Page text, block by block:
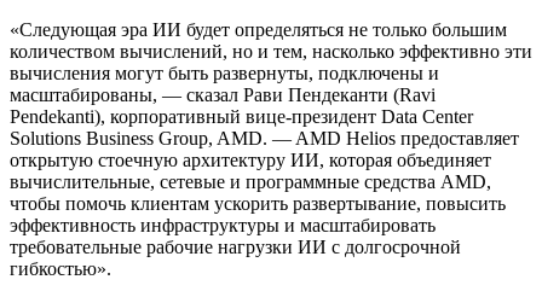
«Следующая эра ИИ будет определяться не только большим
количеством вычислений, но и тем, насколько эффективно эти
вычисления могут быть развернуты, подключены и
масштабированы, — сказал Рави Пендеканти (Ravi
Pendekanti), корпоративный вице-президент Data Center
Solutions Business Group, AMD. — AMD Helios предоставляет
открытую стоечную архитектуру ИИ, которая объединяет
вычислительные, сетевые и программные средства AMD,
чтобы помочь клиентам ускорить развертывание, повысить
эффективность инфраструктуры и масштабировать
требовательные рабочие нагрузки ИИ с долгосрочной
гибкостью».